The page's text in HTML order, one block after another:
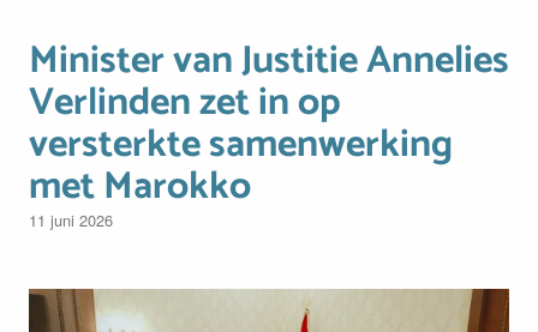
Minister van Justitie Annelies
Verlinden zet in op
versterkte samenwerking
met Marokko
11 juni 2026
Image